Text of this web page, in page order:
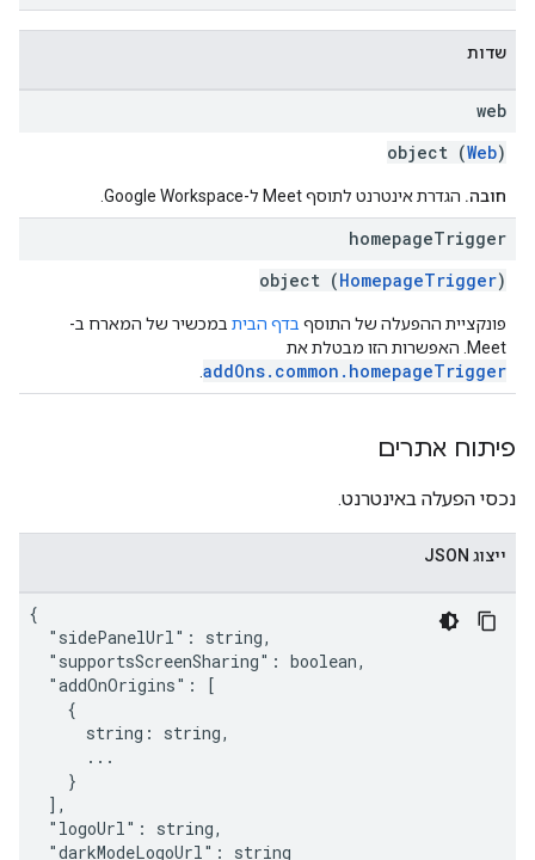
שדות
web
object (Web)
חובה. הגדרת אינטרנט לתוסף Meet ל-Google Workspace.
homepageTrigger
object (HomepageTrigger)
פונקציית ההפעלה של התוסף בדף הבית במכשיר של המארח ב-
Meet. האפשרות הזו מבטלת את
addOns.common.homepageTrigger
פיתוח אתרים
נכסי הפעלה באינטרנט.
ייצוג JSON
{
  "sidePanelUrl": string,
  "supportsScreenSharing": boolean,
  "addOnOrigins": [
    {
      string: string,
      ...
    }
  ],
  "logoUrl": string,
  "darkModeLogoUrl": string